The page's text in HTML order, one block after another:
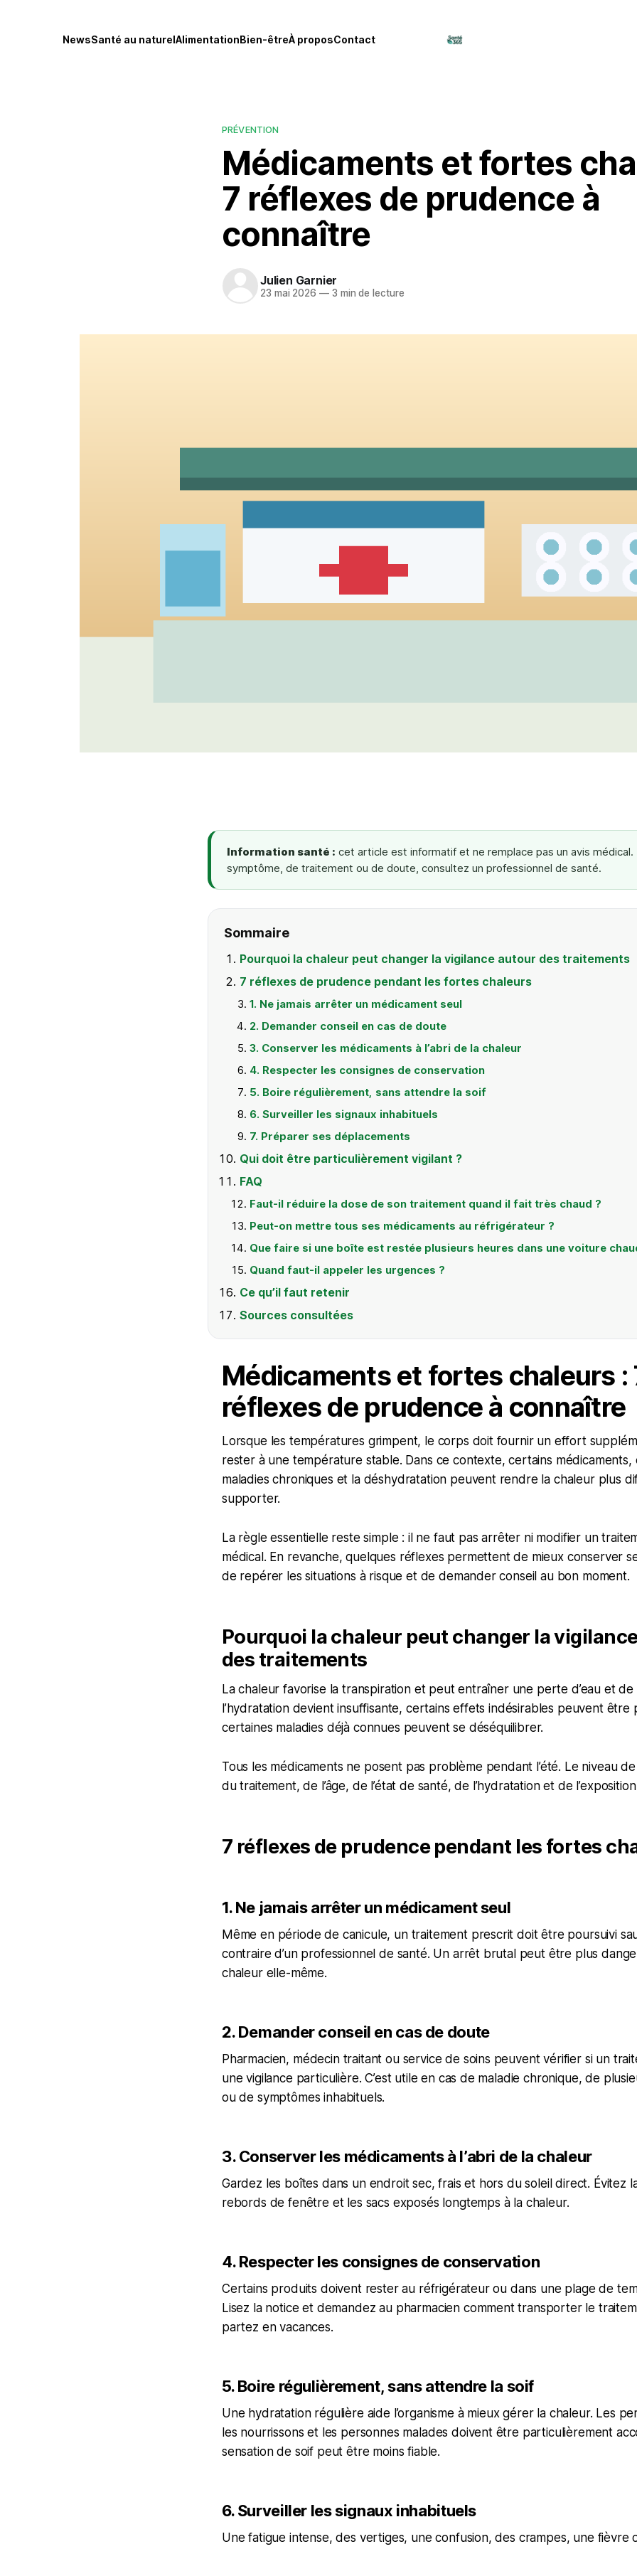
NewsSanté au naturelAlimentationBien-êtreÀ proposContact
PRÉVENTION
Médicaments et fortes
7 réflexes de prudence à
connaître
Julien Garnier
23 mai 2026 —3 min de lecture
Information santé : cet article est informatif et ne remplace pas un avis médical.
symptôme, de traitement ou de doute, consultez un professionnel de santé.
Sommaire
Pourquoi la chaleur peut changer la vigilance autour des traitements
7 réflexes de prudence pendant les fortes chaleurs
1. Ne jamais arrêter un médicament seul
2. Demander conseil en cas de doute
3. Conserver les médicaments à l’abri de la chaleur
4. Respecter les consignes de conservation
5. Boire régulièrement, sans attendre la soif
6. Surveiller les signaux inhabituels
7. Préparer ses déplacements
Qui doit être particulièrement vigilant ?
FAQ
Faut-il réduire la dose de son traitement quand il fait très chaud ?
Peut-on mettre tous ses médicaments au réfrigérateur ?
Que faire si une boîte est restée plusieurs heures dans une voiture
Quand faut-il appeler les urgences ?
Ce qu’il faut retenir
Sources consultées
Médicaments et fortes chaleurs :
réflexes de prudence à connaître
Lorsque les températures grimpent, le corps doit fournir un effort
rester à une température stable. Dans ce contexte, certains médicaments,
maladies chroniques et la déshydratation peuvent rendre la chaleur plus
supporter.
La règle essentielle reste simple : il ne faut pas arrêter ni modifier un
médical. En revanche, quelques réflexes permettent de mieux conserver
de repérer les situations à risque et de demander conseil au bon moment.
Pourquoi la chaleur peut changer la
des traitements
La chaleur favorise la transpiration et peut entraîner une perte d’eau et de
l’hydratation devient insuffisante, certains effets indésirables peuvent être
certaines maladies déjà connues peuvent se déséquilibrer.
Tous les médicaments ne posent pas problème pendant l’été. Le niveau
du traitement, de l’âge, de l’état de santé, de l’hydratation et de
7 réflexes de prudence pendant les fortes
1. Ne jamais arrêter un médicament seul
Même en période de canicule, un traitement prescrit doit être poursuivi
contraire d’un professionnel de santé. Un arrêt brutal peut être plus
chaleur elle-même.
2. Demander conseil en cas de doute
Pharmacien, médecin traitant ou service de soins peuvent vérifier si un
une vigilance particulière. C’est utile en cas de maladie chronique, de
ou de symptômes inhabituels.
3. Conserver les médicaments à l’abri de la chaleur
Gardez les boîtes dans un endroit sec, frais et hors du soleil direct. Évitez
rebords de fenêtre et les sacs exposés longtemps à la chaleur.
4. Respecter les consignes de conservation
Certains produits doivent rester au réfrigérateur ou dans une plage de
Lisez la notice et demandez au pharmacien comment transporter le
partez en vacances.
5. Boire régulièrement, sans attendre la soif
Une hydratation régulière aide l’organisme à mieux gérer la chaleur. Les
les nourrissons et les personnes malades doivent être particulièrement
sensation de soif peut être moins fiable.
6. Surveiller les signaux inhabituels
Une fatigue intense, des vertiges, une confusion, des crampes, une fièvre